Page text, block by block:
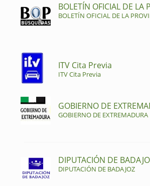
BOLETÍN OFICIAL DE LA
BOLETÍN OFICIAL DE LA
ITV Cita Previa
ITV Cita Previa
GOBIERNO DE
GOBIERNO DE EXTREMADURA
DIPUTACIÓN DE
DIPUTACIÓN DE BADAJOZ